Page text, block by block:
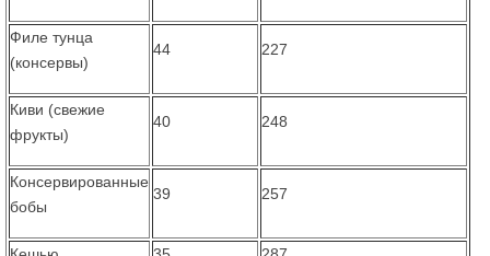
Филе тунца
(консервы)
44 227
Киви (свежие
фрукты)
40 248
Консервированные
бобы
39 257